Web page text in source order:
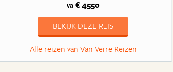
va € 4550
BEKIJK DEZE REIS
Alle reizen van Van Verre Reizen